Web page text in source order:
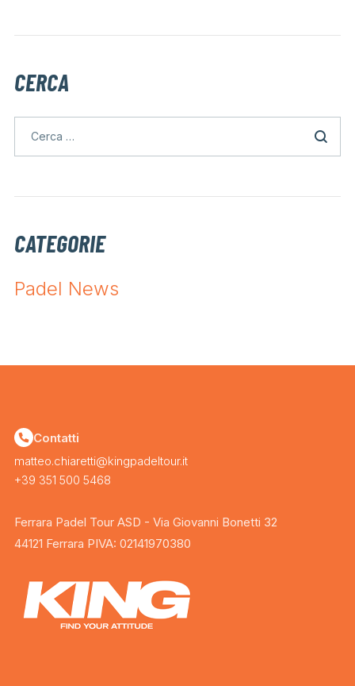
CERCA
CATEGORIE
Padel News
Contatti
matteo.chiaretti@kingpadeltour.it
+39 351 500 5468
Ferrara Padel Tour ASD - Via Giovanni Bonetti 32
44121 Ferrara PIVA: 02141970380